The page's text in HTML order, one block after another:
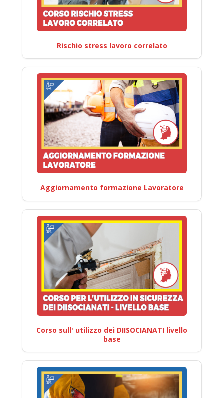
Rischio stress lavoro correlato
Aggiornamento formazione Lavoratore
Corso sull' utilizzo dei DIISOCIANATI livello
base